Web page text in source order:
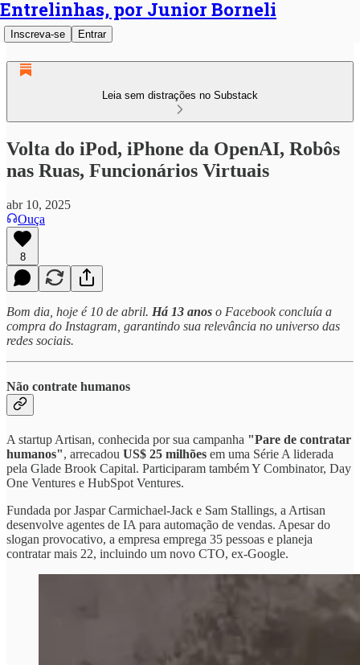
Entrelinhas, por Junior Borneli
Inscreva-se Entrar
Leia sem distrações no Substack
Volta do iPod, iPhone da OpenAI, Robôs
nas Ruas, Funcionários Virtuais
abr 10, 2025
Ouça
8
Bom dia, hoje é 10 de abril. Há 13 anos o Facebook concluía a
compra do Instagram, garantindo sua relevância no universo das
redes sociais.
Não contrate humanos
​A startup Artisan, conhecida por sua campanha "Pare de contratar
humanos", arrecadou US$ 25 milhões em uma Série A liderada
pela Glade Brook Capital. Participaram também Y Combinator, Day
One Ventures e HubSpot Ventures. ​
Fundada por Jaspar Carmichael-Jack e Sam Stallings, a Artisan
desenvolve agentes de IA para automação de vendas. Apesar do
slogan provocativo, a empresa emprega 35 pessoas e planeja
contratar mais 22, incluindo um novo CTO, ex-Google.